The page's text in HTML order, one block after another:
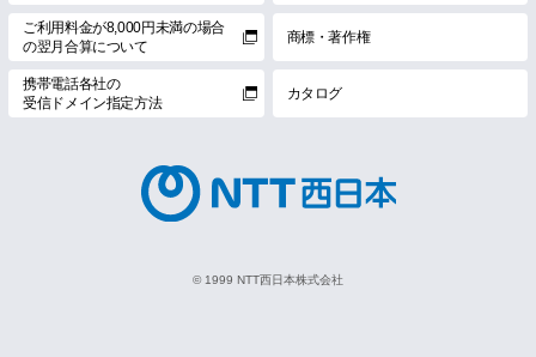
ご利用料金が8,000円未満の場合
の翌月合算について
商標・著作権
携帯電話各社の
受信ドメイン指定方法
カタログ
© 1999 NTT西日本株式会社